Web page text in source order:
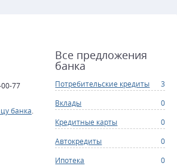
77
банка
Все предложения
банка
Потребительские кредиты
3
Вклады
0
Кредитные карты
0
Автокредиты
0
Ипотека
0